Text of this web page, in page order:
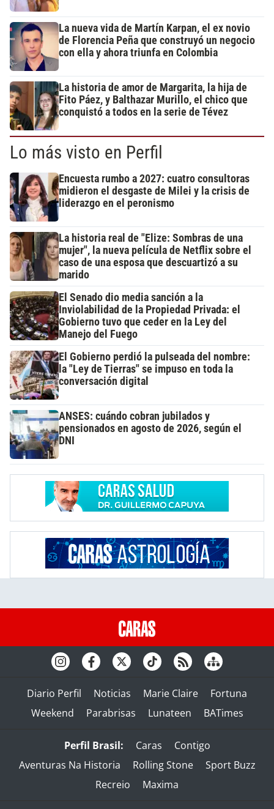
La nueva vida de Martín Karpan, el ex novio
de Florencia Peña que construyó un negocio
con ella y ahora triunfa en Colombia
La historia de amor de Margarita, la hija de
Fito Páez, y Balthazar Murillo, el chico que
conquistó a todos en la serie de Tévez
Lo más visto en Perfil
Encuesta rumbo a 2027: cuatro consultoras
midieron el desgaste de Milei y la crisis de
liderazgo en el peronismo
La historia real de "Elize: Sombras de una
mujer", la nueva película de Netflix sobre el
caso de una esposa que descuartizó a su
marido
El Senado dio media sanción a la
Inviolabilidad de la Propiedad Privada: el
Gobierno tuvo que ceder en la Ley del
Manejo del Fuego
El Gobierno perdió la pulseada del nombre:
la "Ley de Tierras" se impuso en toda la
conversación digital
ANSES: cuándo cobran jubilados y
pensionados en agosto de 2026, según el
DNI
Diario Perfil Noticias Marie Claire
Fortuna
Weekend
Parabrisas Lunateen BATimes
Perfil Brasil: Caras
Contigo
Aventuras Na Historia
Rolling Stone
Sport Buzz
Recreio
Maxima